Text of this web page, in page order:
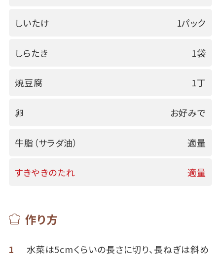
しいたけ 1パック
しらたき 1袋
焼豆腐 1丁
卵 お好みで
牛脂（サラダ油） 適量
すきやきのたれ 適量
作り方
1
水菜は5cmくらいの長さに切り、長ねぎは斜め